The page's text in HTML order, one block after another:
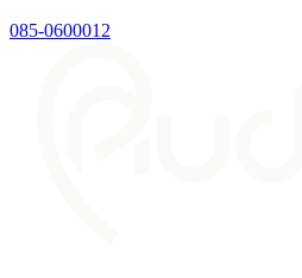
085-0600012